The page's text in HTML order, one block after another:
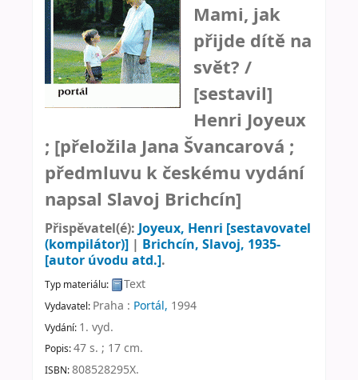
Mami, jak
přijde dítě na
svět? /
[sestavil]
Henri Joyeux
; [přeložila Jana Švancarová ;
předmluvu k českému vydání
napsal Slavoj Brichcín]
Přispěvatel(é): Joyeux, Henri [sestavovatel
(kompilátor)] | Brichcín, Slavoj, 1935-
[autor úvodu atd.].
Typ materiálu: Text
Vydavatel: Praha : Portál, 1994
Vydání: 1. vyd.
Popis:47 s. ; 17 cm.
ISBN:808528295X.